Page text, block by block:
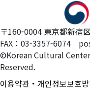
〒160-0004 東京都新
FAX：03-3357-6074
©Korean Cultural
Reserved.
이용약관・개인정보보호